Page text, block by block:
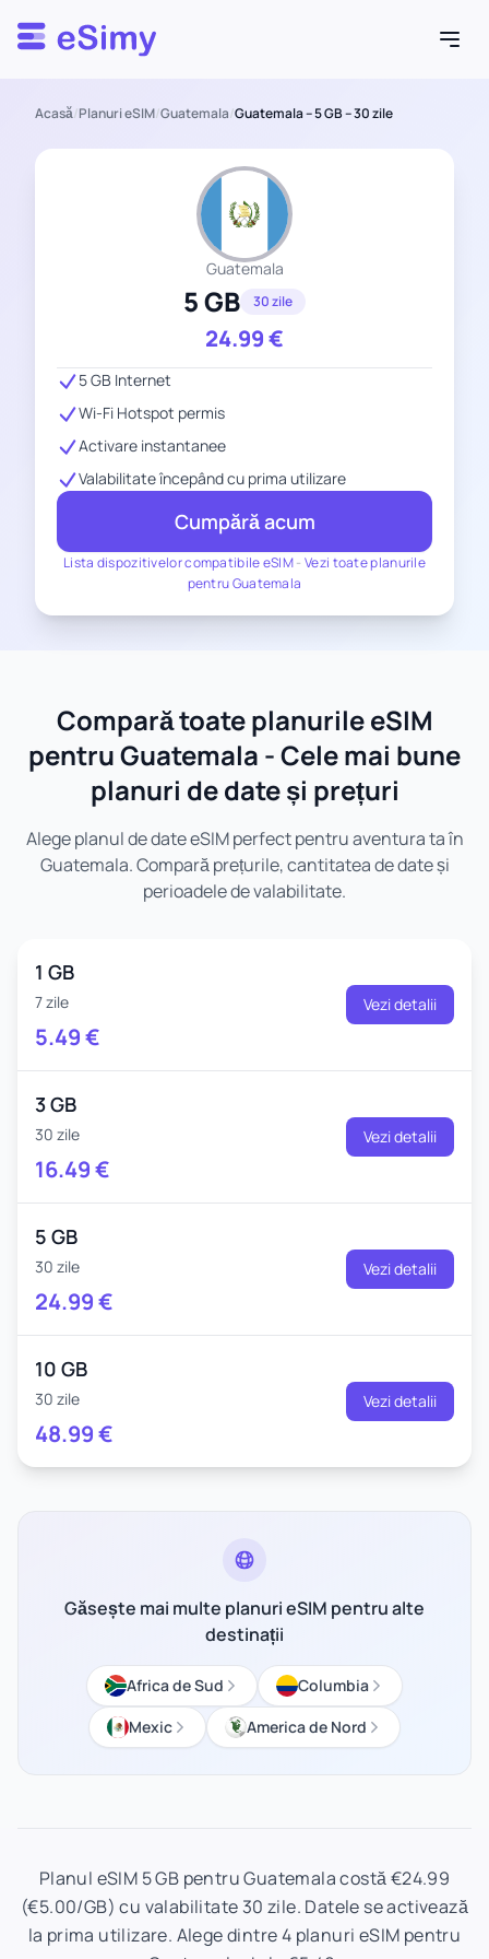
Esimy
Acasă/Planuri eSIM/Guatemala/Guatemala – 5 GB – 30 zile
Guatemala
5 GB 30 zile
24.99€
Lista dispozitivelor compatibile eSIM- Vezi toate planurile
pentru Guatemala
5 GB Internet
Wi-Fi Hotspot permis
Activare instantanee
Valabilitate începând cu prima utilizare
Cumpără acum
Compară toate planurile eSIM
pentru Guatemala - Cele mai bune
planuri de date și prețuri
Alege planul de date eSIM perfect pentru aventura ta în
Guatemala. Compară prețurile, cantitatea de date și
perioadele de valabilitate.
1 GB
7 zile
5.49€
Vezi detalii
3 GB
30 zile
16.49€
Vezi detalii
5 GB
30 zile
24.99€
Vezi detalii
10 GB
30 zile
48.99€
Vezi detalii
Găsește mai multe planuri eSIM pentru alte
destinații
Africa de Sud
Columbia
Mexic
America de Nord
Planul eSIM 5 GB pentru Guatemala costă €24.99
(€5.00/GB) cu valabilitate 30 zile. Datele se activează
la prima utilizare. Alege dintre 4 planuri eSIM pentru